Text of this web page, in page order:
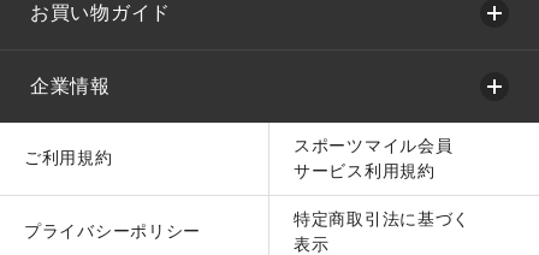
お買い物ガイド
企業情報
ご利用規約
スポーツマイル会員
サービス利用規約
プライバシーポリシー
特定商取引法に基づく
表示